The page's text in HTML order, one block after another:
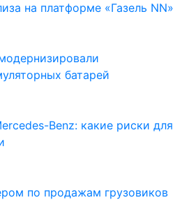
на платформе «Газель NN»
батарей
Benz: какие риски для
по продажам грузовиков